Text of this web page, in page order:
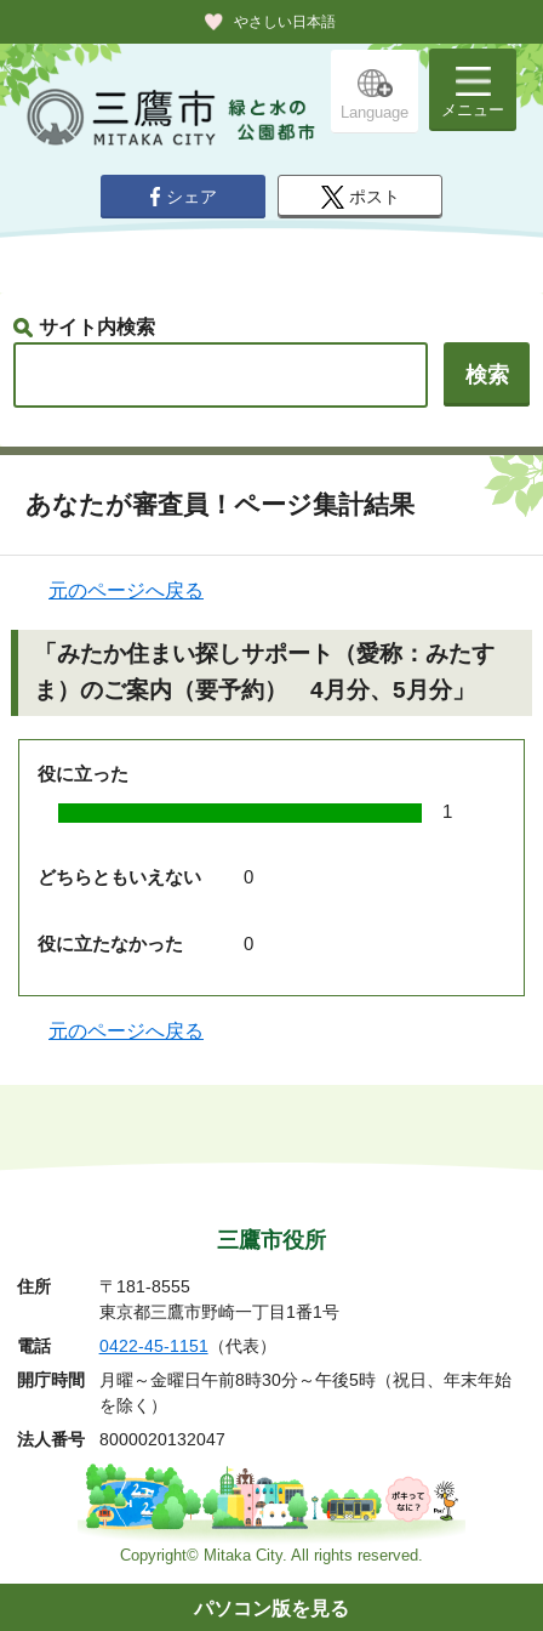
やさしい日本語
Language メニュー
シェア ポスト
サイト内検索
あなたが審査員！ページ集計結果
元のページへ戻る
「みたか住まい探しサポート（愛称：みたす
ま）のご案内（要予約） 4月分、5月分」
役に立った
1
どちらともいえない 0
役に立たなかった 0
元のページへ戻る
三鷹市役所
住所
〒181-8555
東京都三鷹市野崎一丁目1番1号
電話
0422-45-1151（代表）
開庁時間
月曜～金曜日午前8時30分～午後5時（祝日、年末年始
を除く）
法人番号
8000020132047
Copyright© Mitaka City. All rights reserved.
パソコン版を見る